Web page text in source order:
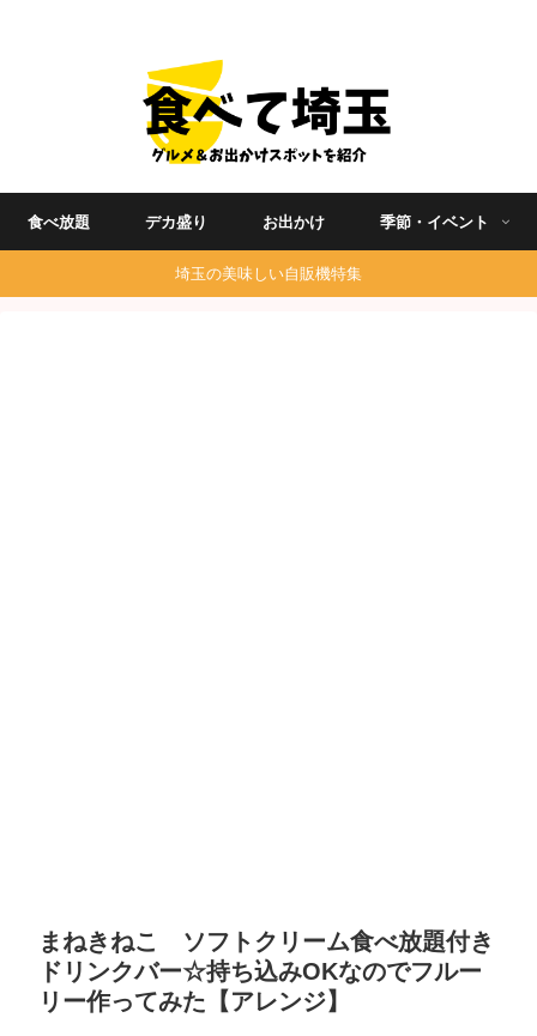
食べ放題 デカ盛り お出かけ 季節・イベント
埼玉の美味しい自販機特集
まねきねこ ソフトクリーム食べ放題付き
ドリンクバー☆持ち込みOKなのでフルー
リー作ってみた【アレンジ】